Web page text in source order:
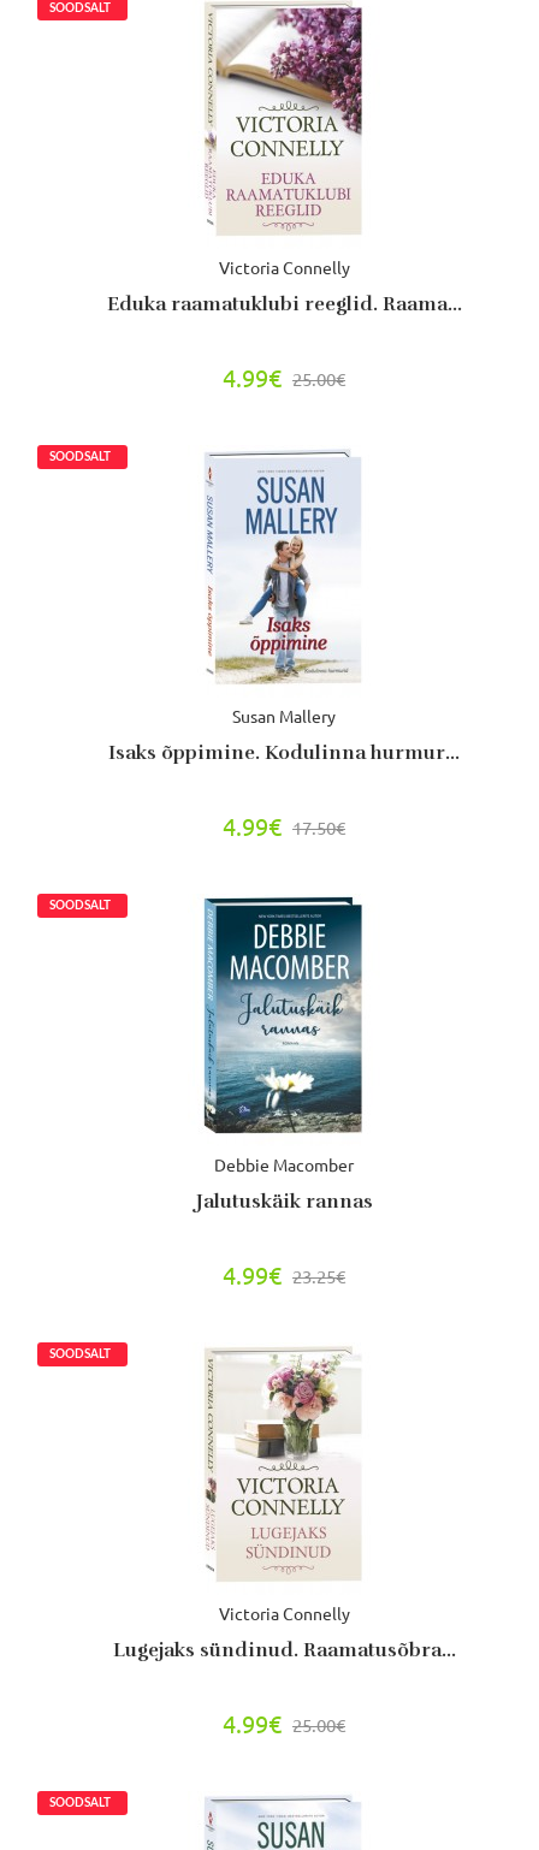
Victoria Connelly
Eduka raamatuklubi reeglid. Raama...
4.99€ 25.00€
Susan Mallery
Isaks õppimine. Kodulinna hurmur...
4.99€ 17.50€
Debbie Macomber
Jalutuskäik rannas
4.99€ 23.25€
Victoria Connelly
Lugejaks sündinud. Raamatusõbra...
4.99€ 25.00€